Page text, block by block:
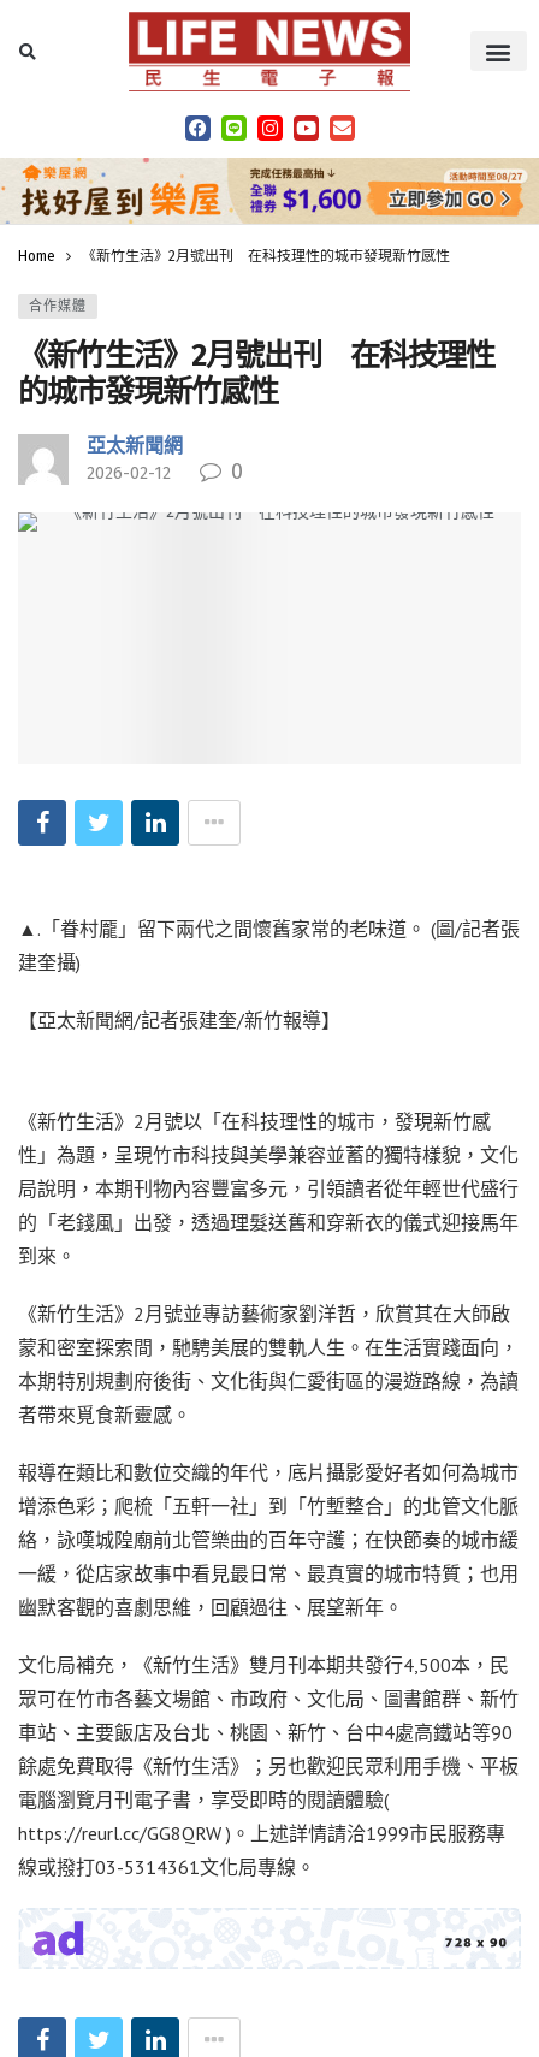
Home 《新竹生活》2月號出刊 在科技理性的城市發現新竹感性
合作媒體
《新竹生活》2月號出刊 在科技理性
的城市發現新竹感性
亞太新聞網
2026-02-12 0
▲.「眷村龎」留下兩代之間懷舊家常的老味道。 (圖/記者張
建奎攝)
【亞太新聞網/記者張建奎/新竹報導】
《新竹生活》2月號以「在科技理性的城市，發現新竹感
性」為題，呈現竹市科技與美學兼容並蓄的獨特樣貌，文化
局說明，本期刊物內容豐富多元，引領讀者從年輕世代盛行
的「老錢風」出發，透過理髮送舊和穿新衣的儀式迎接馬年
到來。
《新竹生活》2月號並專訪藝術家劉洋哲，欣賞其在大師啟
蒙和密室探索間，馳騁美展的雙軌人生。在生活實踐面向，
本期特別規劃府後街、文化街與仁愛街區的漫遊路線，為讀
者帶來覓食新靈感。
報導在類比和數位交織的年代，底片攝影愛好者如何為城市
增添色彩；爬梳「五軒一社」到「竹塹整合」的北管文化脈
絡，詠嘆城隍廟前北管樂曲的百年守護；在快節奏的城市緩
一緩，從店家故事中看見最日常、最真實的城市特質；也用
幽默客觀的喜劇思維，回顧過往、展望新年。
文化局補充，《新竹生活》雙月刊本期共發行4,500本，民
眾可在竹市各藝文場館、市政府、文化局、圖書館群、新竹
車站、主要飯店及台北、桃園、新竹、台中4處高鐵站等90
餘處免費取得《新竹生活》；另也歡迎民眾利用手機、平板
電腦瀏覽月刊電子書，享受即時的閱讀體驗(
https://reurl.cc/GG8QRW )。上述詳情請洽1999市民服務專
線或撥打03-5314361文化局專線。